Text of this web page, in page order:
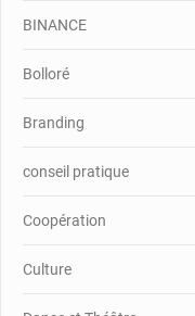
BINANCE
Bolloré
Branding
conseil pratique
Coopération
Culture